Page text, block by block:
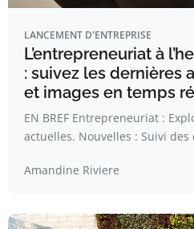
LANCEMENT D'ENTREPRISE
L’entrepreneuriat à
: suivez les dernières
et images en temps
EN BREF Entrepreneuriat :
actuelles. Nouvelles : Suivi
Amandine Riviere